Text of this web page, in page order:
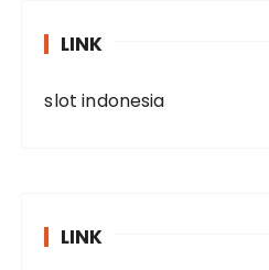
LINK
slot indonesia
LINK